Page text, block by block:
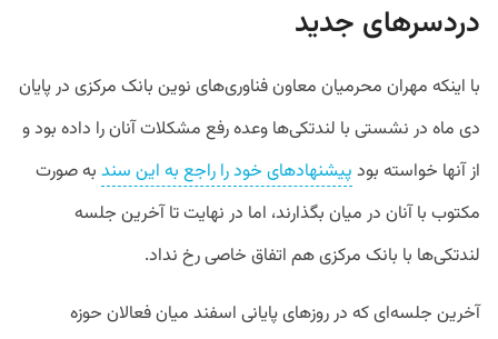
دردسرهای جدید
با اینکه مهران محرمیان معاون فناوری‌های نوین بانک مرکزی در پایان
دی ماه در نشستی با لندتکی‌ها وعده رفع مشکلات آنان را داده بود و
از آنها خواسته بود پیشنهادهای خود را راجع به این سند به صورت
مکتوب با آنان در میان بگذارند، اما در نهایت تا آخرین جلسه
لندتکی‌ها با بانک مرکزی هم اتفاق خاصی رخ نداد.
آخرین جلسه‌ای که در روزهای پایانی اسفند میان فعالان حوزه